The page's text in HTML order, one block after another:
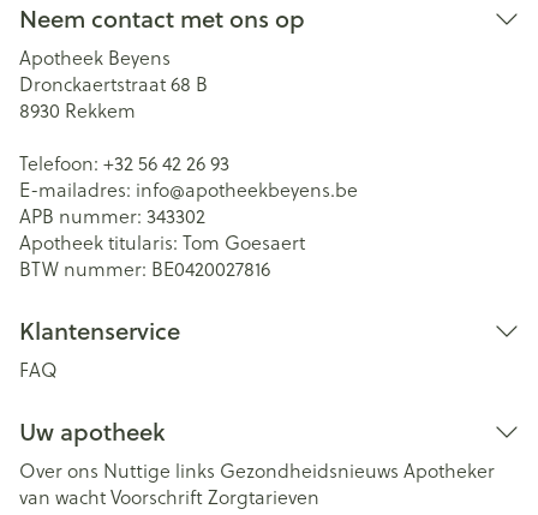
Neem contact met ons op
Apotheek Beyens
Dronckaertstraat 68 B
8930 Rekkem
Telefoon: +32 56 42 26 93
E-mailadres: info@apotheekbeyens.be
APB nummer: 343302
Apotheek titularis: Tom Goesaert
BTW nummer: BE0420027816
Klantenservice
FAQ
Uw apotheek
Over ons Nuttige links Gezondheidsnieuws Apotheker
van wachtVoorschriftZorgtarieven